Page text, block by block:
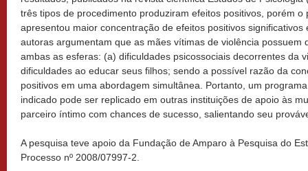
três tipos de procedimento produziram efeitos positivos, porém o
apresentou maior concentração de efeitos positivos significativos
autoras argumentam que as mães vítimas de violência possuem
ambas as esferas: (a) dificuldades psicossociais decorrentes da
dificuldades ao educar seus filhos; sendo a possível razão da
positivos em uma abordagem simultânea. Portanto, um
indicado pode ser replicado em outras instituições de apoio às
parceiro íntimo com chances de sucesso, salientando seu
A pesquisa teve apoio da Fundação de Amparo à Pesquisa do
Processo nº 2008/07997-2.